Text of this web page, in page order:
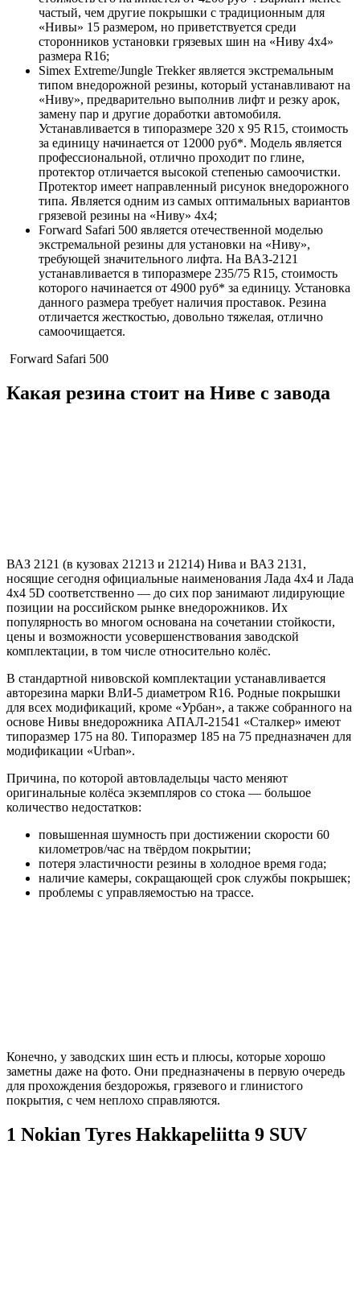
частый, чем другие покрышки с традиционным для
«Нивы» 15 размером, но приветствуется среди
сторонников установки грязевых шин на «Ниву 4х4»
размера R16;
Simex Extreme/Jungle Trekker является экстремальным
типом внедорожной резины, который устанавливают на
«Ниву», предварительно выполнив лифт и резку арок,
замену пар и другие доработки автомобиля.
Устанавливается в типоразмере 320 х 95 R15, стоимость
за единицу начинается от 12000 руб*. Модель является
профессиональной, отлично проходит по глине,
протектор отличается высокой степенью самоочистки.
Протектор имеет направленный рисунок внедорожного
типа. Является одним из самых оптимальных вариантов
грязевой резины на «Ниву» 4х4;
Forward Safari 500 является отечественной моделью
экстремальной резины для установки на «Ниву»,
требующей значительного лифта. На ВАЗ-2121
устанавливается в типоразмере 235/75 R15, стоимость
которого начинается от 4900 руб* за единицу. Установка
данного размера требует наличия проставок. Резина
отличается жесткостью, довольно тяжелая, отлично
самоочищается.
Forward Safari 500
Какая резина стоит на Ниве с завода
ВАЗ 2121 (в кузовах 21213 и 21214) Нива и ВАЗ 2131,
носящие сегодня официальные наименования Лада 4х4 и Лада
4х4 5D соответственно — до сих пор занимают лидирующие
позиции на российском рынке внедорожников. Их
популярность во многом основана на сочетании стойкости,
цены и возможности усовершенствования заводской
комплектации, в том числе относительно колёс.
В стандартной нивовской комплектации устанавливается
авторезина марки ВлИ-5 диаметром R16. Родные покрышки
для всех модификаций, кроме «Урбан», а также собранного на
основе Нивы внедорожника АПАЛ-21541 «Сталкер» имеют
типоразмер 175 на 80. Типоразмер 185 на 75 предназначен для
модификации «Urban».
Причина, по которой автовладельцы часто меняют
оригинальные колёса экземпляров со стока — большое
количество недостатков:
повышенная шумность при достижении скорости 60
километров/час на твёрдом покрытии;
потеря эластичности резины в холодное время года;
наличие камеры, сокращающей срок службы покрышек;
проблемы с управляемостью на трассе.
Конечно, у заводских шин есть и плюсы, которые хорошо
заметны даже на фото. Они предназначены в первую очередь
для прохождения бездорожья, грязевого и глинистого
покрытия, с чем неплохо справляются.
1 Nokian Tyres Hakkapeliitta 9 SUV